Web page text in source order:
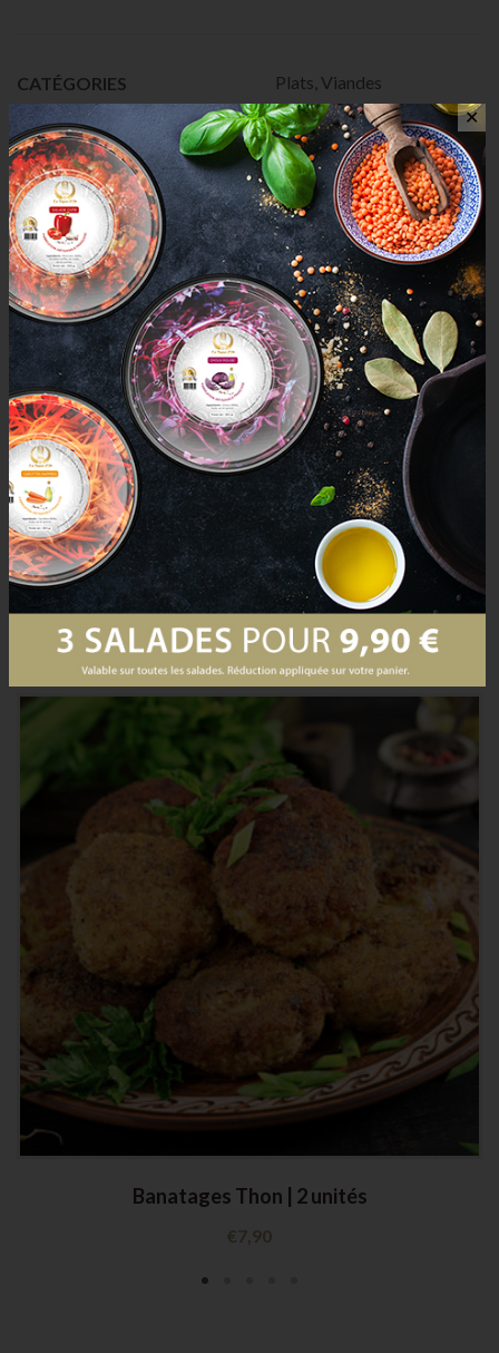
CATÉGORIES Plats Viandes
AVIS (0)
AVIS
Il n’y a pas encore d’avis.
Seuls les clients connectés ayant acheté ce produit ont la
possibilité de laisser un avis.
Mais aussi
PRODUCTS
Banatages Thon | 2 unités
€7,90
✕